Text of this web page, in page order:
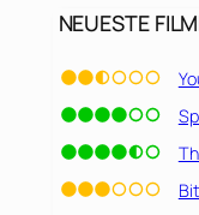
NEUESTE